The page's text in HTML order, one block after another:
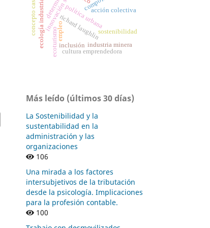
richard laughlin
política urbanaacción colectiva
empleo
ecología industrial sostenibilidad
industria minera
ecoturismo inclusión
cultura emprendedora
Más leído (últimos 30 días)
La Sostenibilidad y la
sustentabilidad en la
administración y las
organizaciones
106
Una mirada a los factores
intersubjetivos de la tributación
desde la psicología. Implicaciones
para la profesión contable.
100